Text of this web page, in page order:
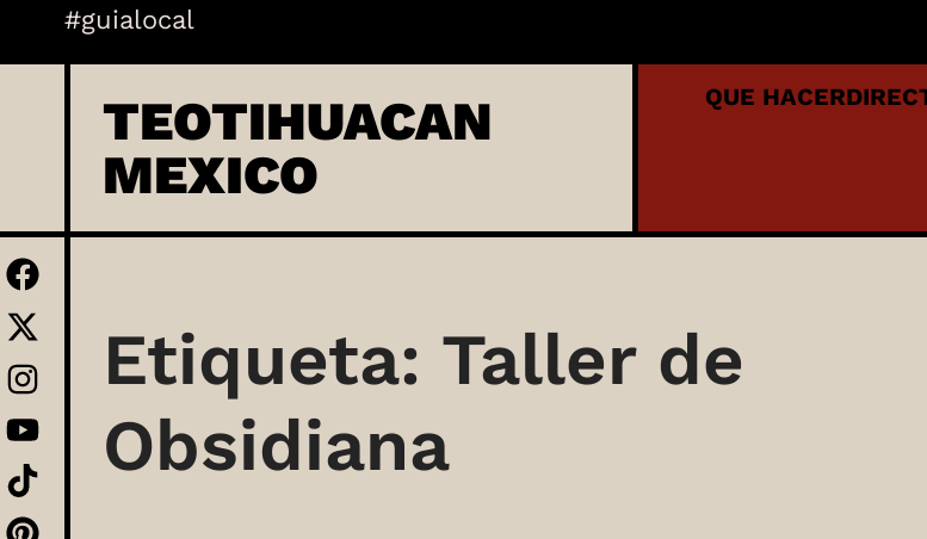
#guialocal
TEOTIHUACAN
MEXICO
QUE HACER
Etiqueta: Taller de
Obsidiana